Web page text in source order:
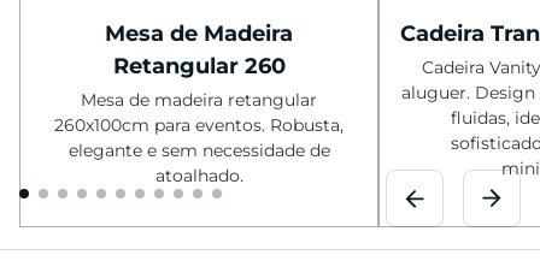
Mesa de Madeira
Retangular 260
Mesa de madeira retangular
260x100cm para eventos. Robusta,
elegante e sem necessidade de
atoalhado.
Cadeira
Cadeira
aluguer.
fluidas,